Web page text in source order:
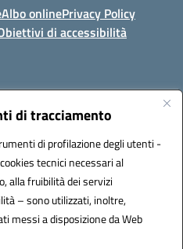
di tracciamento
di profilazione degli utenti -
tecnici necessari al
alla fruibilità dei servizi
– sono utilizzati, inoltre,
messi a disposizione da Web
Albo onlinePrivacy Policy
di accessibilità
Sulmona (AQ)
aqis01900g@pec.istruzione.it